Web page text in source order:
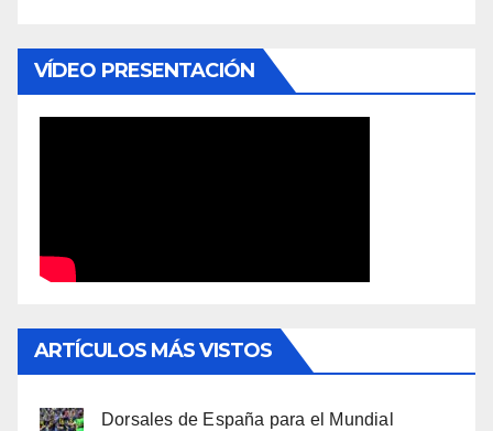
VÍDEO PRESENTACIÓN
ARTÍCULOS MÁS VISTOS
Dorsales de España para el Mundial